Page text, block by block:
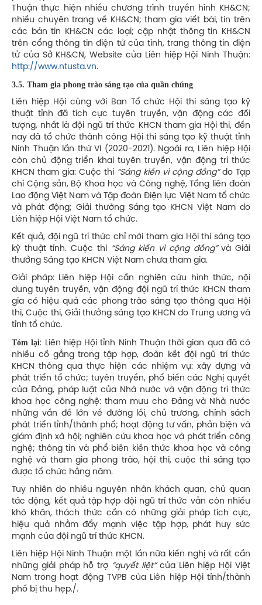
Thuận thực hiện nhiều chương trình truyền hình KH&CN;
nhiều chuyên trang về KH&CN; tham gia viết bài, tin trên
các bản tin KH&CN các loại; cập nhật thông tin KH&CN
trên cổng thông tin điện tử của tỉnh, trang thông tin điện
tử của Sở KH&CN, Website của Liên hiệp Hội Ninh Thuận:
http://www.ntusta.vn.
3.5. Tham gia phong trào sáng tạo của quần chúng
Liên hiệp Hội cùng với Ban Tổ chức Hội thi sáng tạo kỹ
thuật tỉnh đã tích cực tuyên truyền, vận động các đối
tượng, nhất là đội ngũ trí thức KHCN tham gia Hội thi, đến
nay đã tổ chức thành công Hội thi sáng tạo kỹ thuật tỉnh
Ninh Thuận lần thứ VI (2020-2021). Ngoài ra, Liên hiệp Hội
còn chủ động triển khai tuyên truyền, vận động trí thức
KHCN tham gia: Cuộc thi “Sáng kiến vì cộng đồng” do Tạp
chí Cộng sản, Bộ Khoa học và Công nghệ, Tổng liên đoàn
Lao động Việt Nam và Tập đoàn Điện lực Việt Nam tổ chức
và phát động; Giải thưởng Sáng tạo KHCN Việt Nam do
Liên hiệp Hội Việt Nam tổ chức.
Kết quả, đội ngũ trí thức chỉ mới tham gia Hội thi sáng tạo
kỹ thuật tỉnh. Cuộc thi “Sáng kiến vì cộng đồng”và Giải
thưởng Sáng tạo KHCN Việt Nam chưa tham gia.
Giải pháp: Liên hiệp Hội cần nghiên cứu hình thức, nội
dung tuyên truyền, vận động đội ngũ trí thức KHCN tham
gia có hiệu quả các phong trào sáng tạo thông qua Hội
thi, Cuộc thi, Giải thưởng sáng tạo KHCN do Trung ương và
tỉnh tổ chức.
Tóm lại: Liên hiệp Hội tỉnh Ninh Thuận thời gian qua đã có
nhiều cố gắng trong tập hợp, đoàn kết đội ngũ trí thức
KHCN thông qua thực hiện các nhiệm vụ: xây dựng và
phát triển tổ chức; tuyên truyền, phổ biến các Nghị quyết
của Đảng, pháp luật của Nhà nước và vận động trí thức
khoa học công nghệ: tham mưu cho Đảng và Nhà nước
những vấn đề lớn về đường lối, chủ trương, chính sách
phát triển tỉnh/thành phố; hoạt động tư vấn, phản biện và
giám định xã hội; nghiên cứu khoa học và phát triển công
nghệ; thông tin và phổ biến kiến thức khoa học và công
nghệ và tham gia phong trào, hội thi, cuộc thi sáng tạo
được tổ chức hằng năm.
Tuy nhiên do nhiều nguyên nhân khách quan, chủ quan
tác động, kết quả tập hợp đội ngũ trí thức vẫn còn nhiều
khó khăn, thách thức cần có những giải pháp tích cực,
hiệu quả nhằm đẩy mạnh việc tập hợp, phát huy sức
mạnh của đội ngũ trí thức KHCN.
Liên hiệp Hội Ninh Thuận một lần nữa kiến nghị và rất cần
những giải pháp hỗ trợ “quyết liệt”của Liên hiệp Hội Việt
Nam trong hoạt động TVPB của Liên hiệp Hội tỉnh/thành
phố bị thu hẹp./.